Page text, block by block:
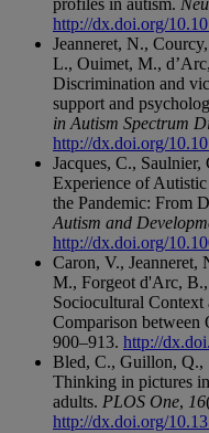
http://dx.doi.org/
Jeanneret, N.,
L., Ouimet, M.,
Discrimination and
support and
in Autism Spectrum
http://dx.doi.org/
Jacques, C.,
Experience of
the Pandemic: From
Autism and
http://dx.doi.org/
Caron, V.,
M., Forgeot d'Arc,
Sociocultural
Comparison between
900–913. http://
Bled, C., Guillon, Q.,
Thinking in pictures
adults. PLOS One, 16
http://dx.doi.org/